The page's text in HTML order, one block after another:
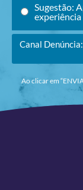
Sugestão:
experiência
Canal
Ao clicar em